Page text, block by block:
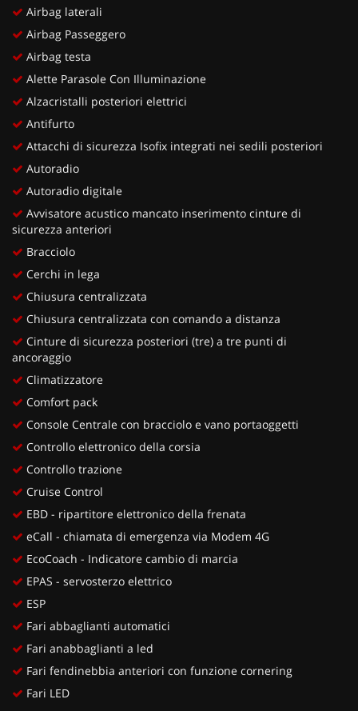
Airbag laterali
Airbag Passeggero
Airbag testa
Alette Parasole Con Illuminazione
Alzacristalli posteriori elettrici
Antifurto
Attacchi di sicurezza Isofix integrati nei sedili posteriori
Autoradio
Autoradio digitale
Avvisatore acustico mancato inserimento cinture di
sicurezza anteriori
Bracciolo
Cerchi in lega
Chiusura centralizzata
Chiusura centralizzata con comando a distanza
Cinture di sicurezza posteriori (tre) a tre punti di
ancoraggio
Climatizzatore
Comfort pack
Console Centrale con bracciolo e vano portaoggetti
Controllo elettronico della corsia
Controllo trazione
Cruise Control
EBD - ripartitore elettronico della frenata
eCall - chiamata di emergenza via Modem 4G
EcoCoach - Indicatore cambio di marcia
EPAS - servosterzo elettrico
ESP
Fari abbaglianti automatici
Fari anabbaglianti a led
Fari fendinebbia anteriori con funzione cornering
Fari LED